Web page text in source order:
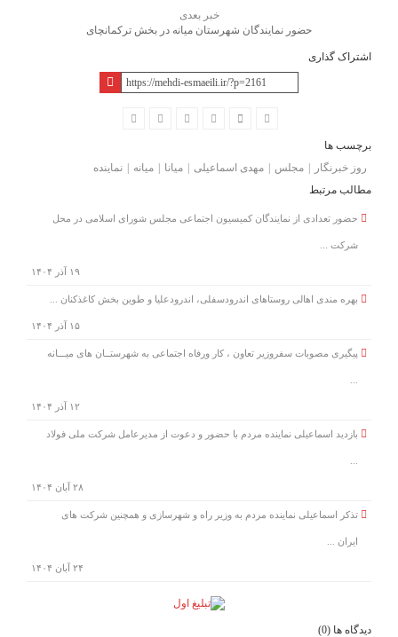
خبر بعدی
حضور نمایندگان شهرستان میانه در بخش ترکمانچای
اشتراک گذاری
برچسب ها
روز خبرنگار
مجلس مهدی اسماعیلی میانا میانه
نماینده
مطالب مرتبط
حضور تعدادی از نمایندگان کمیسیون اجتماعی مجلس شورای اسلامی در محل
شرکت ...
۱۹ آذر ۱۴۰۴
بهره مندی اهالی روستاهای اندرودسفلی، اندرودعلیا و طوین بخش کاغذکنان ...
۱۵ آذر ۱۴۰۴
پیگیری مصوبات سفروزیر تعاون ، کار ورفاه اجتماعی به شهرستــان های میـــانه
۱۲ آذر ۱۴۰۴
بازدید اسماعیلی نماینده مردم با حضور و دعوت از مدیرعامل شرکت ملی فولاد
۲۸ آبان ۱۴۰۴
تذکر اسماعیلی نماینده مردم به وزیر راه و شهرسازی و همچنین شرکت های
ایران ...
۲۴ آبان ۱۴۰۴
دیدگاه ها (0)